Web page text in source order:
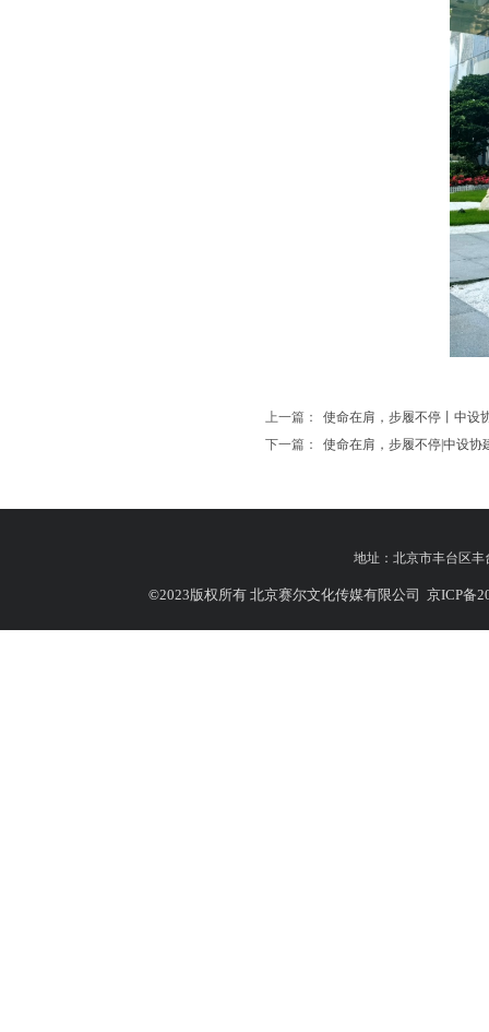
上一篇：
使命在肩，步履不停丨中设
下一篇：
使命在肩，步履不停|中设
地址： 北京市丰台区丰
©2023版权所有 北京赛尔文化传媒有限公司 京ICP备